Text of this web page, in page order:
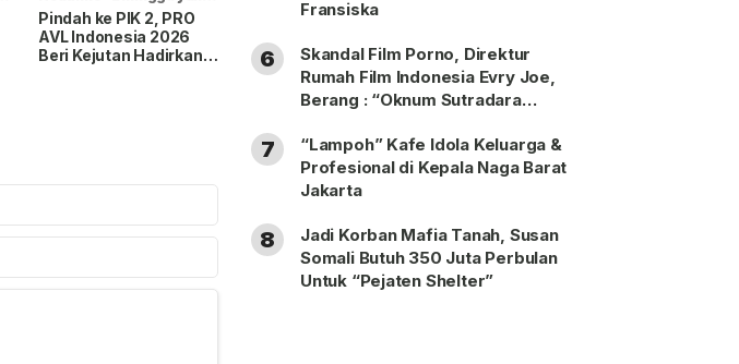
lalu
Pindah ke PIK 2, PRO
AVL Indonesia 2026
Beri Kejutan Hadirkan
Fransiska
6
Skandal Film Porno, Direktur
Rumah Film Indonesia Evry Joe,
Berang : “Oknum Sutradara
7
“Lampoh” Kafe Idola Keluarga &
Profesional di Kepala Naga Barat
Jakarta
8
Jadi Korban Mafia Tanah, Susan
Somali Butuh 350 Juta Perbulan
Untuk “Pejaten Shelter”